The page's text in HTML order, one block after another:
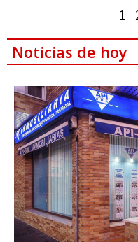
1
Noticias de hoy